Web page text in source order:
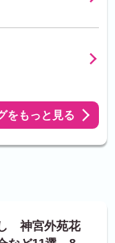
をもっと見る
神宮外苑花